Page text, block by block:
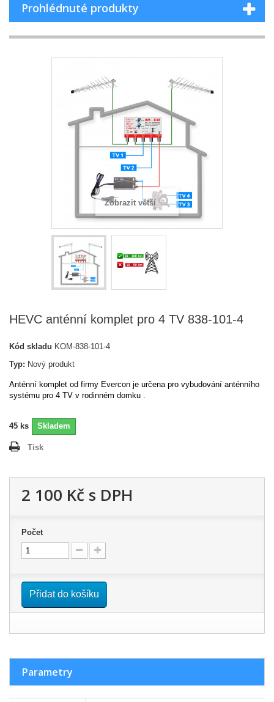
Prohlédnuté produkty
Zobrazit větší
HEVC anténní komplet pro 4 TV 838-101-4
Kód skladu KOM-838-101-4
Typ: Nový produkt
Anténní komplet od firmy Evercon je určena pro vybudování anténního
systému pro 4 TV v rodinném domku .
45 ks Skladem
Tisk
2 100 Kč s DPH
Počet
Přidat do košíku
Parametry